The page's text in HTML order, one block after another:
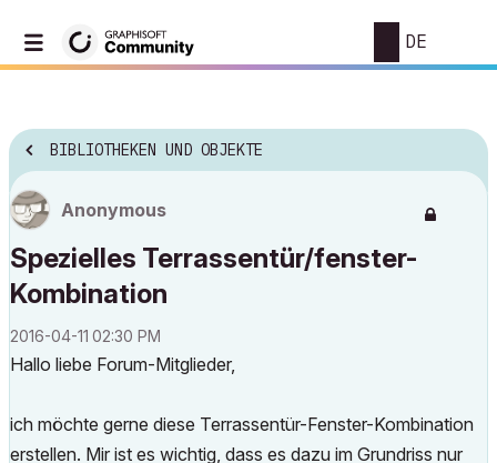
DE
BIBLIOTHEKEN UND OBJEKTE
Anonymous
Spezielles Terrassentür/fenster-
Kombination
‎2016-04-11 02:30 PM
Hallo liebe Forum-Mitglieder,
ich möchte gerne diese Terrassentür-Fenster-Kombination
erstellen. Mir ist es wichtig, dass es dazu im Grundriss nur